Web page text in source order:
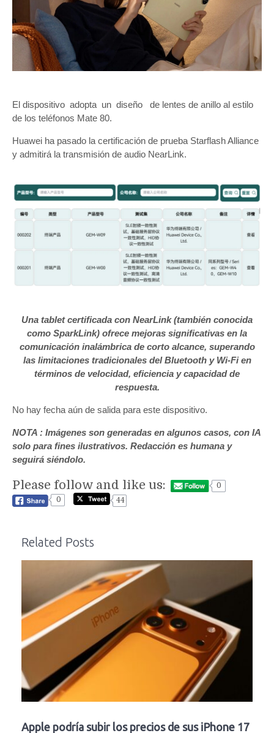
El dispositivo adopta un diseño de lentes de anillo al estilo
de los teléfonos Mate 80.
Huawei ha pasado la certificación de prueba Starflash Alliance
y admitirá la transmisión de audio NearLink.
Una tablet certificada con NearLink (también conocida
como SparkLink) ofrece mejoras significativas en la
comunicación inalámbrica de corto alcance, superando
las limitaciones tradicionales del Bluetooth y Wi-Fi en
términos de velocidad, eficiencia y capacidad de
respuesta.
No hay fecha aún de salida para este dispositivo.
NOTA : Imágenes son generadas en algunos casos, con IA
solo para fines ilustrativos. Redacción es humana y
seguirá siéndolo.
Please follow and like us:
0
0
44
Related Posts
Apple podría subir los precios de sus iPhone 17